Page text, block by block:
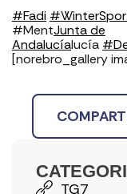
#Fadi #
#MentJunta de
Andalucíalucía #
[norebro_gallery
TG7